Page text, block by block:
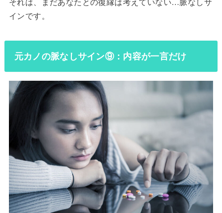
インです。
元カノの脈なしサイン⑨：内容が一言だけ